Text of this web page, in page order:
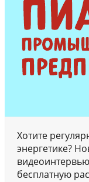
Хотите
энергетике?
бесплатную